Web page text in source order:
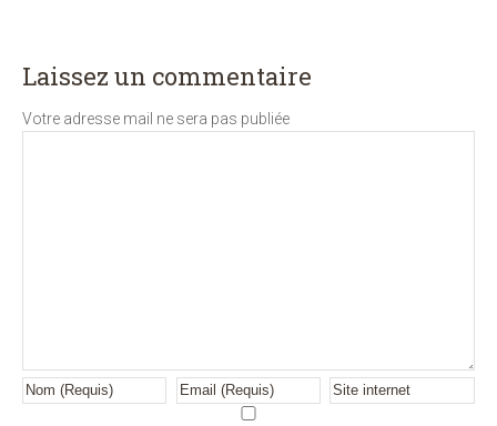
Laissez un commentaire
Votre adresse mail ne sera pas publiée